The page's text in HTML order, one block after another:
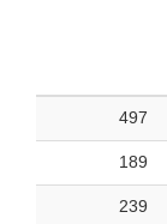
497
189
239